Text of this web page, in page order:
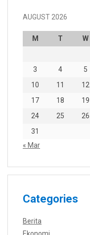
AUGUST 2026
M T W
3
4 5
10
11 12
17
18 19
24
25 26
31
« Mar
Categories
Berita